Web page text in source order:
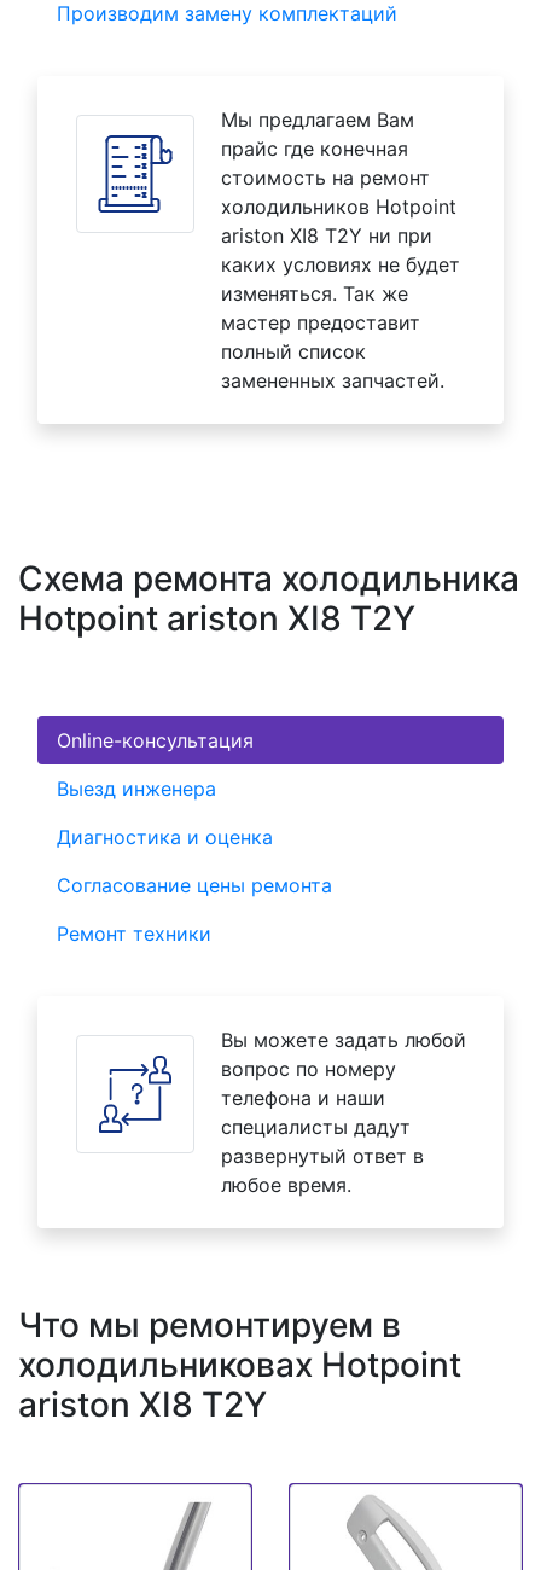
Производим замену комплектаций
Мы предлагаем Вам
прайс где конечная
стоимость на ремонт
холодильников Hotpoint
ariston XI8 T2Y ни при
каких условиях не будет
изменяться. Так же
мастер предоставит
полный список
замененных запчастей.
Схема ремонта холодильника
Hotpoint ariston XI8 T2Y
Online-консультация
Выезд инженера
Диагностика и оценка
Согласование цены ремонта
Ремонт техники
Вы можете задать любой
вопрос по номеру
телефона и наши
специалисты дадут
развернутый ответ в
любое время.
Что мы ремонтируем в
холодильниковах Hotpoint
ariston XI8 T2Y